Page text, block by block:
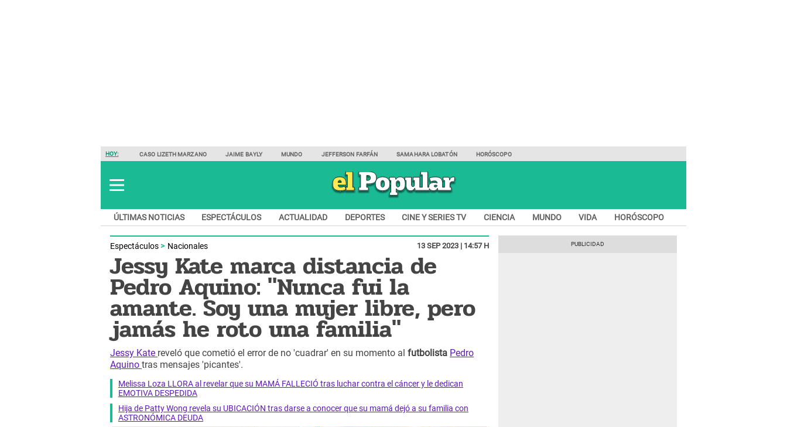
HOY: CASO LIZETH MARZANO JAIME BAYLY MUNDO JEFFERSON FARFÁN SAMAHARA LOBATÓN HORÓSCOPO
ÚLTIMAS NOTICIAS ESPECTÁCULOS ACTUALIDAD DEPORTES CINE Y SERIES TV CIENCIA MUNDO VIDA HORÓSCOPO
Espectáculos Nacionales 13 SEP 2023 | 14:57 H
Jessy Kate marca distancia de
Pedro Aquino: "Nunca fui la
amante. Soy una mujer libre, pero
jamás he roto una familia"
Jessy Kate reveló que cometió el error de no 'cuadrar' en su momento al futbolista Pedro
Aquino tras mensajes 'picantes'.
Melissa Loza LLORA al revelar que su MAMÁ FALLECIÓ tras luchar contra el cáncer y le dedican
EMOTIVA DESPEDIDA
Hija de Patty Wong revela su UBICACIÓN tras darse a conocer que su mamá dejó a su familia con
ASTRONÓMICA DEUDA